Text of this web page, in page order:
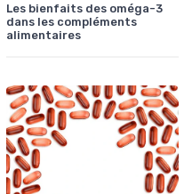
Les bienfaits des oméga-3
dans les compléments
alimentaires